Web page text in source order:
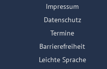
Impressum
Datenschutz
Termine
Barrierefreiheit
Leichte Sprache